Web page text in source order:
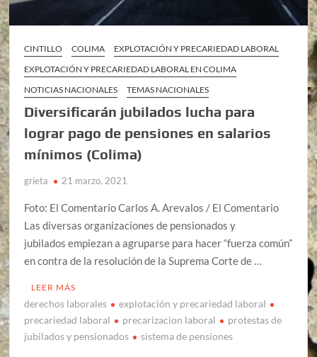
CINTILLO COLIMA
EXPLOTACIÓN Y PRECARIEDAD LABORAL
EXPLOTACIÓN Y PRECARIEDAD LABORAL EN COLIMA
NOTICIAS NACIONALES
TEMAS NACIONALES
Diversificarán jubilados lucha para
lograr pago de pensiones en salarios
mínimos (Colima)
grieta 21 marzo, 2021
Foto: El Comentario Carlos A. Arevalos / El Comentario
Las diversas organizaciones de pensionados y
jubilados empiezan a agruparse para hacer “fuerza común”
en contra de la resolución de la Suprema Corte de …
LEER MÁS
derechos laborales
explotación y precariedad laboral
precariedad laboral
precarizacion laboral
protestas de
jubilados y pensionados
sistema de pensiones